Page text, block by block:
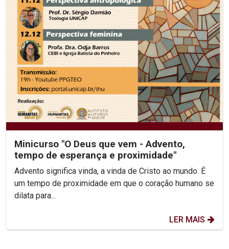
Minicurso "O Deus que vem - Advento,
tempo de esperança e proximidade"
Advento significa vinda, a vinda de Cristo ao mundo. É
um tempo de proximidade em que o coração humano se
dilata para...
LER MAIS